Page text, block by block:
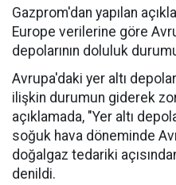
Gazprom'dan yapılan
Europe verilerine göre
depolarının doluluk
Avrupa'daki yer altı
ilişkin durumun giderek
açıklamada, "Yer altı
soğuk hava döneminde
doğalgaz tedariki
denildi.